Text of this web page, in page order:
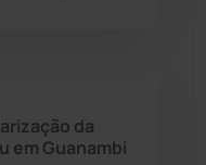
da
em Guanambi